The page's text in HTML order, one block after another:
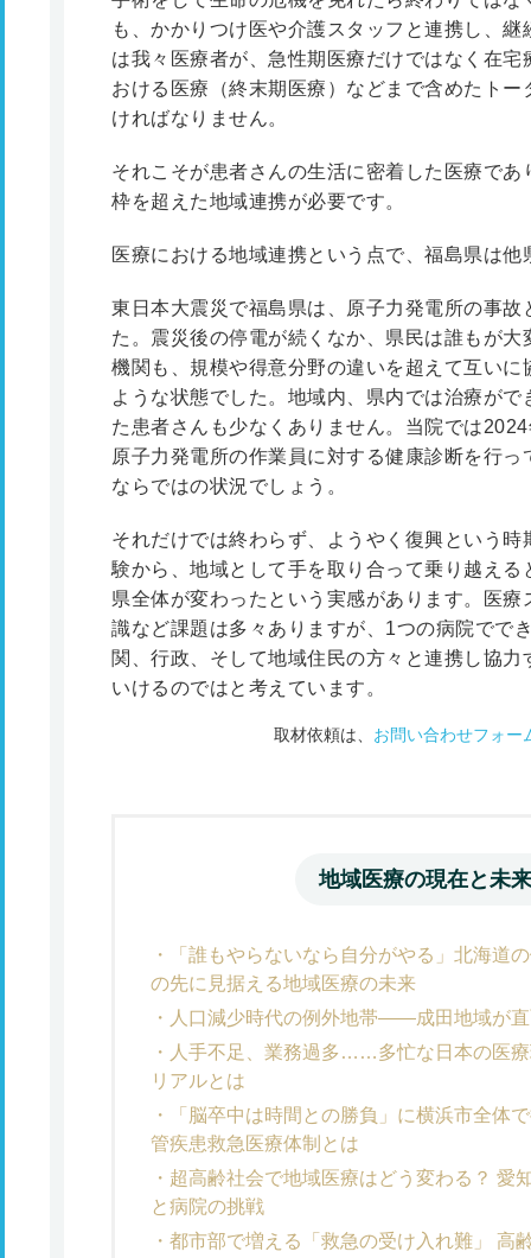
も、かかりつけ医や介護スタッフと連携し、
は我々医療者が、急性期医療だけではなく在
おける医療（終末期医療）などまで含めたト
ければなりません。
それこそが患者さんの生活に密着した医療で
枠を超えた地域連携が必要です。
医療における地域連携という点で、福島県は
東日本大震災で福島県は、原子力発電所の事
た。震災後の停電が続くなか、県民は誰もが
機関も、規模や得意分野の違いを超えて互い
ような状態でした。地域内、県内では治療が
た患者さんも少なくありません。当院では
原子力発電所の作業員に対する健康診断を行
ならではの状況でしょう。
それだけでは終わらず、ようやく復興という
験から、地域として手を取り合って乗り越え
県全体が変わったという実感があります。医
識など課題は多々ありますが、1つの病院でで
関、行政、そして地域住民の方々と連携し協
いけるのではと考えています。
取材依頼は、 お問い合わせフォー
地域医療の現在と未来
「誰もやらないなら自分がやる」北海道
の先に見据える地域医療の未来
人口減少時代の例外地帯――成田地域が
人手不足、業務過多……多忙な日本の医
リアルとは
「脳卒中は時間との勝負」に横浜市全
管疾患救急医療体制とは
超高齢社会で地域医療はどう変わる？ 愛
と病院の挑戦
都市部で増える「救急の受け入れ難」 高